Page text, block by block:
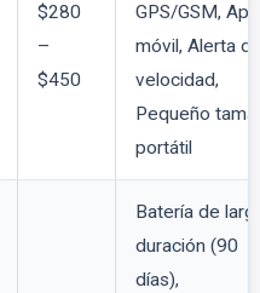
$280
–
$450
GPS/GSM, App
móvil, Alerta
velocidad,
Pequeño
portátil
Batería de
duración (90
días),